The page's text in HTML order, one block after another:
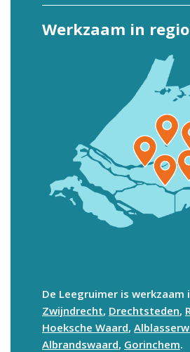
Werkzaam in
De Leegruimer is werkzaam
Zwijndrecht, Drechtsteden,
Hoeksche Waard,
Albrandswaard, Gorinchem.